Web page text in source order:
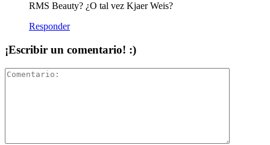
RMS Beauty? ¿O tal vez Kjaer Weis?
Responder
¡Escribir un comentario! :)